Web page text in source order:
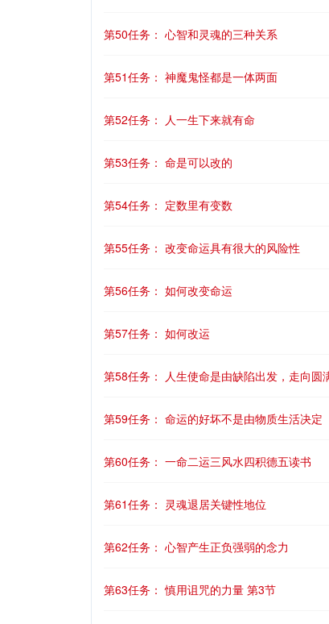
第50任务： 心智和灵魂的三种关系
第51任务： 神魔鬼怪都是一体两面
第52任务： 人一生下来就有命
第53任务： 命是可以改的
第54任务： 定数里有变数
第55任务： 改变命运具有很大的风险性
第56任务： 如何改变命运
第57任务： 如何改运
第58任务： 人生使命是由缺陷出发，走向圆
第59任务： 命运的好坏不是由物质生活决定
第60任务： 一命二运三风水四积德五读书
第61任务： 灵魂退居关键性地位
第62任务： 心智产生正负强弱的念力
第63任务： 慎用诅咒的力量 第3节